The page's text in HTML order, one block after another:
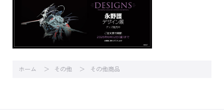
ホーム その他 その他商品